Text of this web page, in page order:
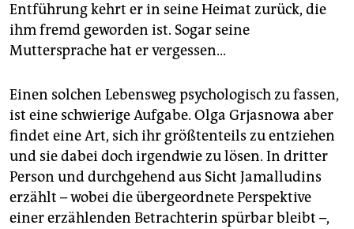
Entführung kehrt er in seine Heimat zurück, die
ihm fremd geworden ist. Sogar seine
Muttersprache hat er vergessen...
Einen solchen Lebensweg psychologisch zu fassen,
ist eine schwierige Aufgabe. Olga Grjasnowa aber
findet eine Art, sich ihr größtenteils zu entziehen
und sie dabei doch irgendwie zu lösen. In dritter
Person und durchgehend aus Sicht Jamalludins
erzählt – wobei die übergeordnete Perspektive
einer erzählenden Betrachterin spürbar bleibt –,